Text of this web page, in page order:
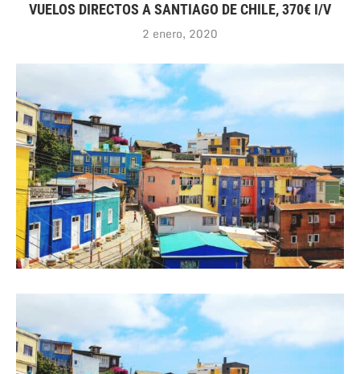
VUELOS DIRECTOS A SANTIAGO DE CHILE, 370€ I/V
2 enero, 2020